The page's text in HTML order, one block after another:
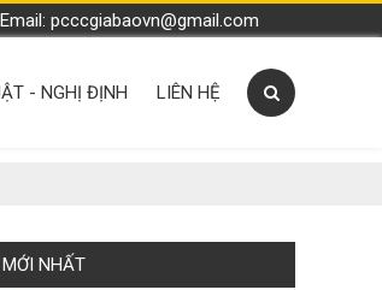
Email: pcccgiabaovn@gmail.com
- NGHỊ ĐỊNH LIÊN HỆ
NHẤT